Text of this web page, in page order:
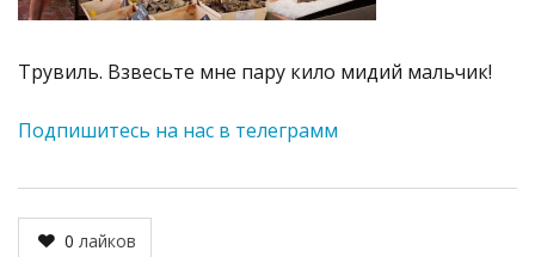
Трувиль. Взвесьте мне пару кило мидий мальчик!
Подпишитесь на нас в телеграмм
0 лайков